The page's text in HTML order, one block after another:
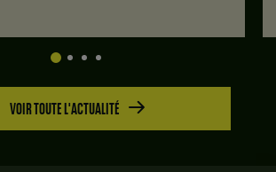
VOIR TOUTE L'ACTUALITÉ